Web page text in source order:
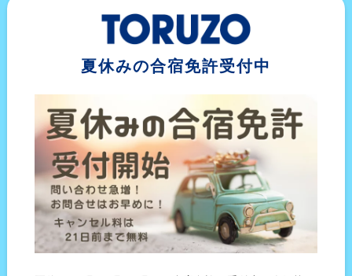
夏休みの合宿免許受付中